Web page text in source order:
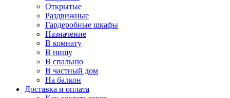
Открытые
Раздвижные
Гардеробные шкафы
Назначение
В комнату
В нишу
В спальню
В частный дом
На балкон
Доставка и оплата